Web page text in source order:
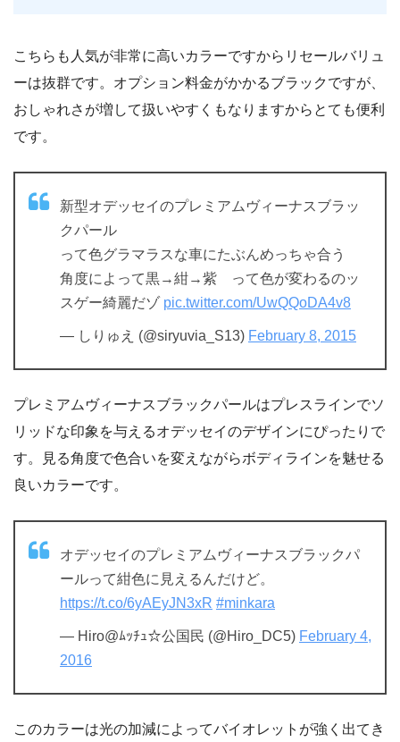
こちらも人気が非常に高いカラーですからリセールバリュ
ーは抜群です。オプション料金がかかるブラックですが、
おしゃれさが増して扱いやすくもなりますからとても便利
です。
新型オデッセイのプレミアムヴィーナスブラッ
クパール
って色グラマラスな車にたぶんめっちゃ合う
角度によって黒→紺→紫 って色が変わるのッ
スゲー綺麗だゾ pic.twitter.com/UwQQoDA4v8
— しりゅえ (@siryuvia_S13) February 8, 2015
プレミアムヴィーナスブラックパールはプレスラインでソ
リッドな印象を与えるオデッセイのデザインにぴったりで
す。見る角度で色合いを変えながらボディラインを魅せる
良いカラーです。
オデッセイのプレミアムヴィーナスブラックパ
ールって紺色に見えるんだけど。
https://t.co/6yAEyJN3xR #minkara
— Hiro@ﾑｯﾁｭ☆公国民 (@Hiro_DC5) February 4,
2016
このカラーは光の加減によってバイオレットが強く出てき